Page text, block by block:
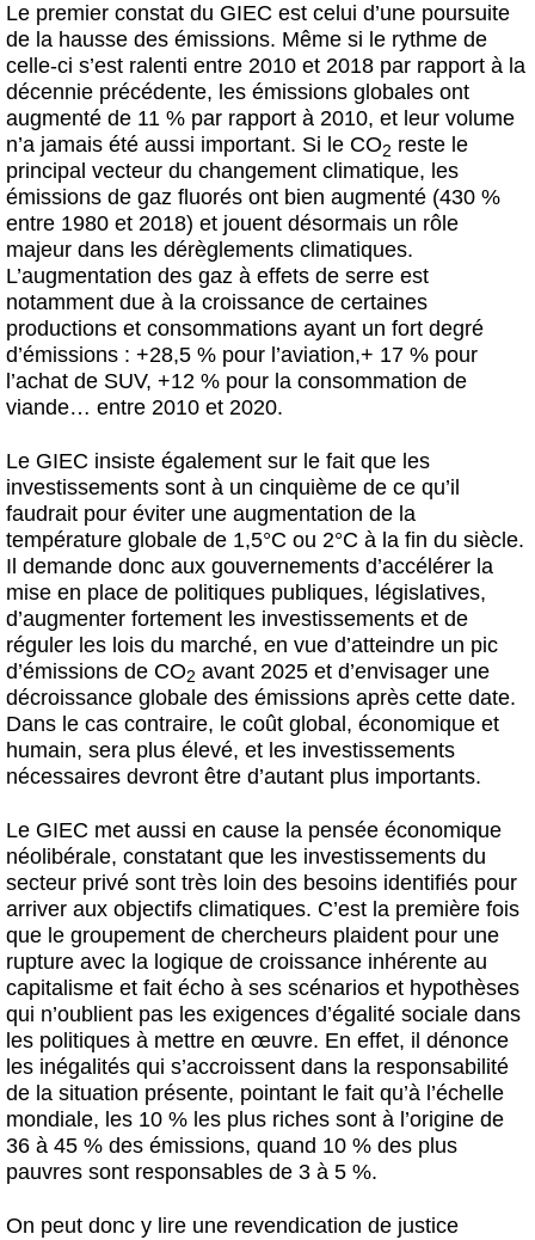
Le premier constat du GIEC est celui d’une poursuite
de la hausse des émissions. Même si le rythme de
celle-ci s’est ralenti entre 2010 et 2018 par rapport à la
décennie précédente, les émissions globales ont
augmenté de 11 % par rapport à 2010, et leur volume
n’a jamais été aussi important. Si le CO2 reste le
principal vecteur du changement climatique, les
émissions de gaz fluorés ont bien augmenté (430 %
entre 1980 et 2018) et jouent désormais un rôle
majeur dans les dérèglements climatiques.
L’augmentation des gaz à effets de serre est
notamment due à la croissance de certaines
productions et consommations ayant un fort degré
d’émissions : +28,5 % pour l’aviation,+ 17 % pour
l’achat de SUV, +12 % pour la consommation de
viande… entre 2010 et 2020.
Le GIEC insiste également sur le fait que les
investissements sont à un cinquième de ce qu’il
faudrait pour éviter une augmentation de la
température globale de 1,5°C ou 2°C à la fin du siècle.
Il demande donc aux gouvernements d’accélérer la
mise en place de politiques publiques, législatives,
d’augmenter fortement les investissements et de
réguler les lois du marché, en vue d’atteindre un pic
d’émissions de CO2 avant 2025 et d’envisager une
décroissance globale des émissions après cette date.
Dans le cas contraire, le coût global, économique et
humain, sera plus élevé, et les investissements
nécessaires devront être d’autant plus importants.
Le GIEC met aussi en cause la pensée économique
néolibérale, constatant que les investissements du
secteur privé sont très loin des besoins identifiés pour
arriver aux objectifs climatiques. C’est la première fois
que le groupement de chercheurs plaident pour une
rupture avec la logique de croissance inhérente au
capitalisme et fait écho à ses scénarios et hypothèses
qui n’oublient pas les exigences d’égalité sociale dans
les politiques à mettre en œuvre. En effet, il dénonce
les inégalités qui s’accroissent dans la responsabilité
de la situation présente, pointant le fait qu’à l’échelle
mondiale, les 10 % les plus riches sont à l’origine de
36 à 45 % des émissions, quand 10 % des plus
pauvres sont responsables de 3 à 5 %.
On peut donc y lire une revendication de justice